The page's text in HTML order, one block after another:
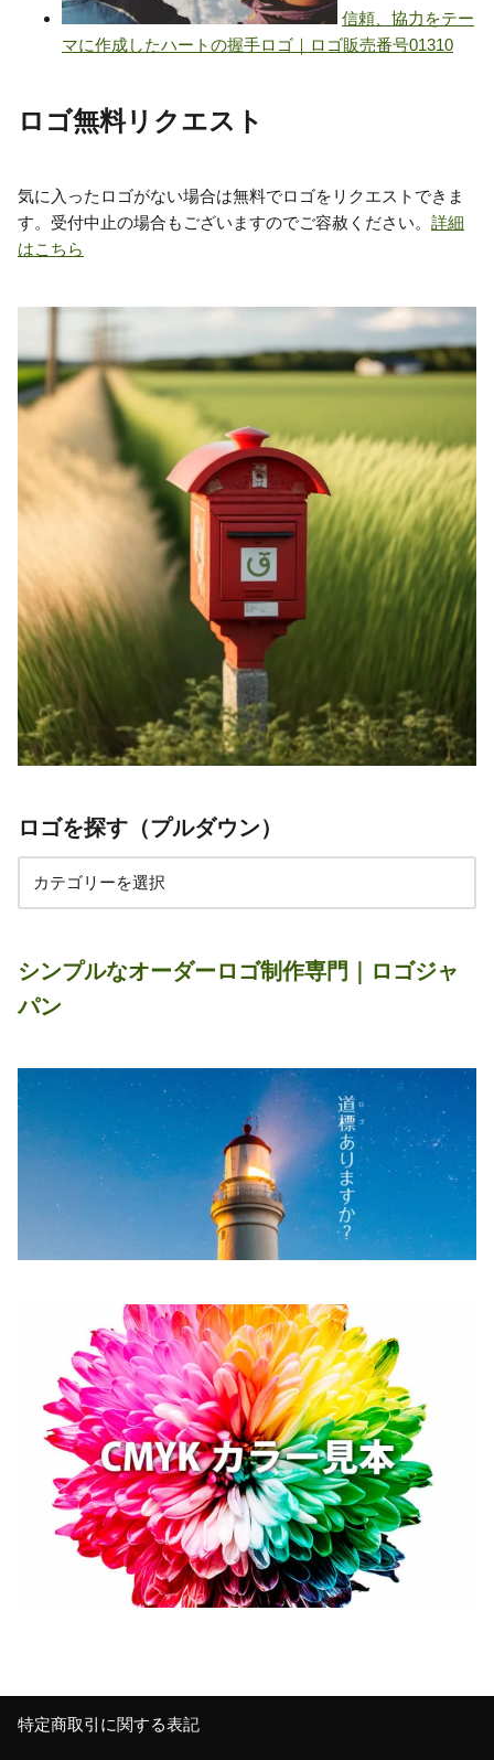
ロゴ無料リクエスト
気に入ったロゴがない場合は無料でロゴをリクエストできま
す。受付中止の場合もございますのでご容赦ください。 詳細
はこちら
ロゴを探す（プルダウン）
シンプルなオーダーロゴ制作専門｜ロゴジャ
パン
特定商取引に関する表記